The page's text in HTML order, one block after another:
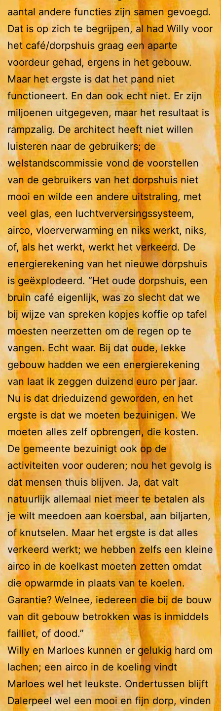
aantal andere functies zijn samen gevoegd.
Dat is op zich te begrijpen, al had Willy voor
het café/dorpshuis graag een aparte
voordeur gehad, ergens in het gebouw.
Maar het ergste is dat het pand niet
functioneert. En dan ook echt niet. Er zijn
miljoenen uitgegeven, maar het resultaat is
rampzalig. De architect heeft niet willen
luisteren naar de gebruikers; de
welstandscommissie vond de voorstellen
van de gebruikers van het dorpshuis niet
mooi en wilde een andere uitstraling, met
veel glas, een luchtverversingssysteem,
airco, vloerverwarming en niks werkt, niks,
of, als het werkt, werkt het verkeerd. De
energierekening van het nieuwe dorpshuis
is geëxplodeerd. “Het oude dorpshuis, een
bruin café eigenlijk, was zo slecht dat we
bij wijze van spreken kopjes koffie op tafel
moesten neerzetten om de regen op te
vangen. Echt waar. Bij dat oude, lekke
gebouw hadden we een energierekening
van laat ik zeggen duizend euro per jaar.
Nu is dat drieduizend geworden, en het
ergste is dat we moeten bezuinigen. We
moeten alles zelf opbrengen, die kosten.
De gemeente bezuinigt ook op de
activiteiten voor ouderen; nou het gevolg is
dat mensen thuis blijven. Ja, dat valt
natuurlijk allemaal niet meer te betalen als
je wilt meedoen aan koersbal, aan biljarten,
of knutselen. Maar het ergste is dat alles
verkeerd werkt; we hebben zelfs een kleine
airco in de koelkast moeten zetten omdat
die opwarmde in plaats van te koelen.
Garantie? Welnee, iedereen die bij de bouw
van dit gebouw betrokken was is inmiddels
failliet, of dood.”
Willy en Marloes kunnen er gelukig hard om
lachen; een airco in de koeling vindt
Marloes wel het leukste. Ondertussen blijft
Dalerpeel wel een mooi en fijn dorp, vinden